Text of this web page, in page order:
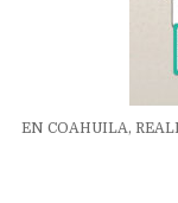
EN COAHUILA,